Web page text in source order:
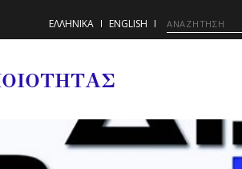
ΕΛΛΗΝΙΚΑ ENGLISH